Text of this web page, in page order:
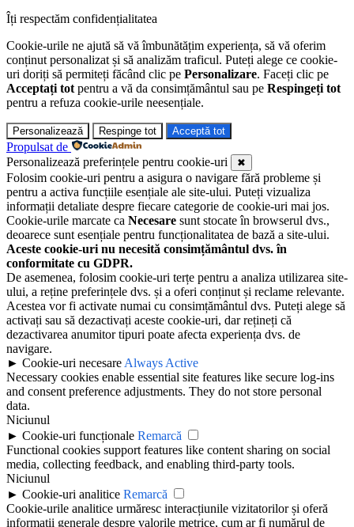
Îți respectăm confidențialitatea
Cookie-urile ne ajută să vă îmbunătățim experiența, să vă oferim
conținut personalizat și să analizăm traficul. Puteți alege ce cookie-
uri doriți să permiteți făcând clic pe Personalizare. Faceți clic pe
Acceptați tot pentru a vă da consimțământul sau pe Respingeți tot
pentru a refuza cookie-urile neesențiale.
Personalizează Respinge tot Acceptă tot
Propulsat de
Personalizează preferințele pentru cookie-uri
✖
Folosim cookie-uri pentru a asigura o navigare fără probleme și
pentru a activa funcțiile esențiale ale site-ului. Puteți vizualiza
informații detaliate despre fiecare categorie de cookie-uri mai jos.
Cookie-urile marcate ca Necesare sunt stocate în browserul dvs.,
deoarece sunt esențiale pentru funcționalitatea de bază a site-ului.
Aceste cookie-uri nu necesită consimțământul dvs. în
conformitate cu GDPR.
De asemenea, folosim cookie-uri terțe pentru a analiza utilizarea site-
ului, a reține preferințele dvs. și a oferi conținut și reclame relevante.
Acestea vor fi activate numai cu consimțământul dvs. Puteți alege să
activați sau să dezactivați aceste cookie-uri, dar rețineți că
dezactivarea anumitor tipuri poate afecta experiența dvs. de
navigare.
► Cookie-uri necesare Always Active
Necessary cookies enable essential site features like secure log-ins
and consent preference adjustments. They do not store personal
data.
Niciunul
► Cookie-uri funcționale Remarcă
Functional cookies support features like content sharing on social
media, collecting feedback, and enabling third-party tools.
Niciunul
► Cookie-uri analitice Remarcă
Cookie-urile analitice urmăresc interacțiunile vizitatorilor și oferă
informații generale despre valorile metrice, cum ar fi numărul de